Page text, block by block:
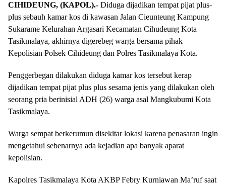
CIHIDEUNG, (KAPOL).- Diduga dijadikan tempat pijat plus-
plus sebauh kamar kos di kawasan Jalan Cieunteung Kampung
Sukarame Kelurahan Argasari Kecamatan Cihudeung Kota
Tasikmalaya, akhirnya digerebeg warga bersama pihak
Kepolisian Polsek Cihideung dan Polres Tasikmalaya Kota.
Penggerbegan dilakukan diduga kamar kos tersebut kerap
dijadikan tempat pijat plus plus sesama jenis yang dilakukan oleh
seorang pria berinisial ADH (26) warga asal Mangkubumi Kota
Tasikmalaya.
Warga sempat berkerumun disekitar lokasi karena penasaran ingin
mengetahui sebenarnya ada kejadian apa banyak aparat
kepolisian.
Kapolres Tasikmalaya Kota AKBP Febry Kurniawan Ma’ruf saat